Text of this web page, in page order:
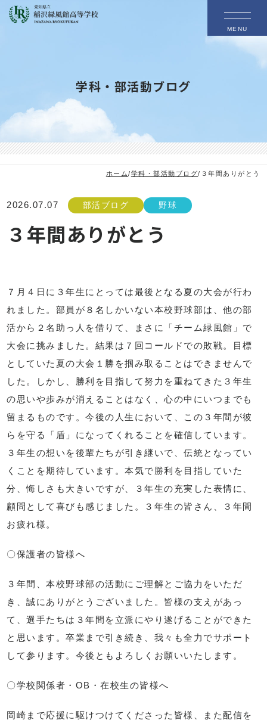
MENU
学科・部活動ブログ
ホーム/学科・部活動ブログ/ ３年間ありがとう
2026.07.07 部活ブログ 野球
３年間ありがとう
７月４日に３年生にとっては最後となる夏の大会が行わ
れました。部員が８名しかいない本校野球部は、他の部
活から２名助っ人を借りて、まさに「チーム緑風館」で
大会に挑みました。結果は７回コールドでの敗戦。目標
としていた夏の大会１勝を掴み取ることはできませんで
した。しかし、勝利を目指して努力を重ねてきた３年生
の思いや歩みが消えることはなく、心の中にいつまでも
留まるものです。今後の人生において、この３年間が彼
らを守る「盾」になってくれることを確信しています。
３年生の想いを後輩たちが引き継いで、伝統となってい
くことを期待しています。本気で勝利を目指していた
分、悔しさも大きいですが、３年生の充実した表情に、
顧問として喜びも感じました。３年生の皆さん、３年間
お疲れ様。
〇保護者の皆様へ
３年間、本校野球部の活動にご理解とご協力をいただ
き、誠にありがとうございました。皆様の支えがあっ
て、選手たちは３年間を立派にやり遂げることができた
と思います。卒業まで引き続き、我々も全力でサポート
して参ります。今後ともよろしくお願いいたします。
〇学校関係者・OB・在校生の皆様へ
岡崎まで応援に駆けつけてくださった皆様、また配信を